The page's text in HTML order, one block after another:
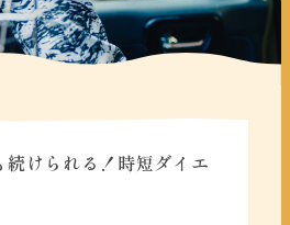
続けられる！時短ダイエ